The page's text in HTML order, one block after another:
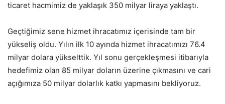
ticaret hacmimiz de yaklaşık 350 milyar liraya yaklaştı.
Geçtiğimiz sene hizmet ihracatımız içerisinde tam bir
yükseliş oldu. Yılın ilk 10 ayında hizmet ihracatımızı 76.4
milyar dolara yükselttik. Yıl sonu gerçekleşmesi itibarıyla
hedefimiz olan 85 milyar doların üzerine çıkmasını ve cari
açığımıza 50 milyar dolarlık katkı yapmasını bekliyoruz.